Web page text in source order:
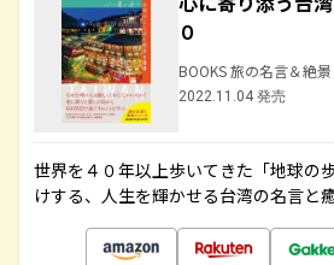
０
BOOKS 旅の名言＆絶景
2022.11.04 発売
世界を４０年以上歩いてきた「地球の
けする、人生を輝かせる台湾の名言と